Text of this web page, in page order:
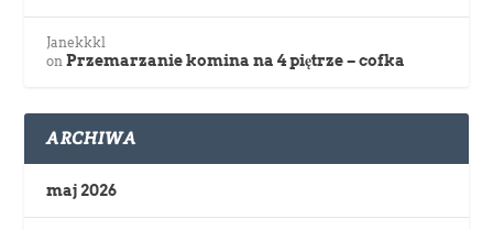
Janekkkl
onPrzemarzanie komina na 4 piętrze – cofka
ARCHIWA
maj 2026